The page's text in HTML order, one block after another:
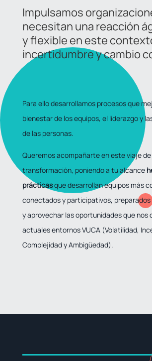
Impulsamos
necesitan una reacción
y flexible en este
incertidumbre y cambio
Para ello desarrollamos procesos que
bienestar de los equipos, el liderazgo y
de las personas.
Queremos acompañarte en este viaje
transformación, poniendo a tu alcance
prácticasque desarrollan equipos más
conectados y participativos,
y aprovechar las oportunidades que nos
actuales entornos VUCA (Volatilidad,
Complejidad y Ambigüedad).